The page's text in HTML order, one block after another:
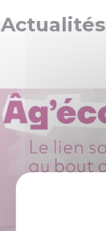
Actualités